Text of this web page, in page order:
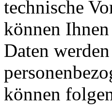
technische
können
Daten
können